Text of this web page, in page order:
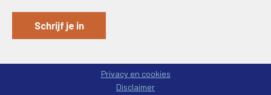
Schrijf je in
Privacy en cookies
Disclaimer